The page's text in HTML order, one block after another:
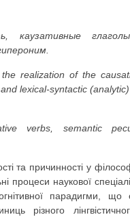
каузативные
realization of the
lexical-syntactic
verbs, semantic
та причинності у
процеси наукової
парадигми,
різного